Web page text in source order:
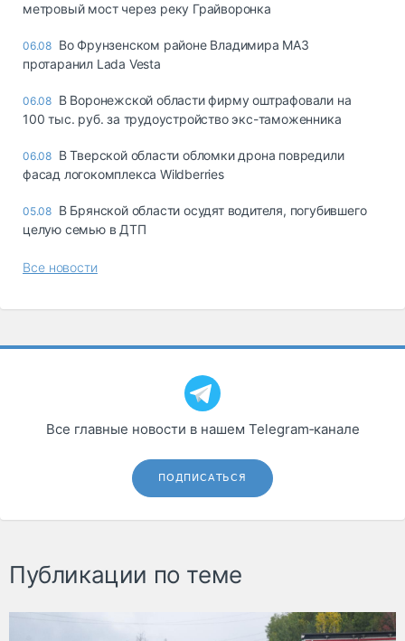
метровый мост через реку Грайворонка
06.08 Во Фрунзенском районе Владимира МАЗ
протаранил Lada Vesta
06.08 В Воронежской области фирму оштрафовали на
100 тыс. руб. за трудоустройство экс-таможенника
06.08 В Тверской области обломки дрона повредили
фасад логокомплекса Wildberries
05.08 В Брянской области осудят водителя, погубившего
целую семью в ДТП
Все новости
Все главные новости в нашем Telegram‑канале
ПОДПИСАТЬСЯ
Публикации по теме